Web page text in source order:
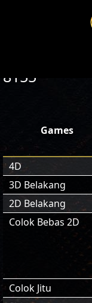
8155
Games
4D
3D Belakang
2D Belakang
Colok Bebas 2D
Colok Jitu